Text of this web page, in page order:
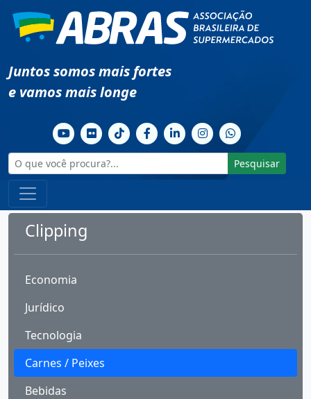
Juntos somos mais fortes
e vamos mais longe
Pesquisar
Clipping
Economia
Jurídico
Tecnologia
Carnes / Peixes
Bebidas